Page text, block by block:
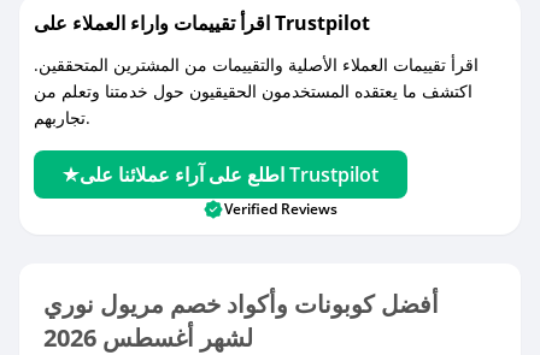
اقرأ تقييمات واراء العملاء على Trustpilot
اقرأ تقييمات العملاء الأصلية والتقييمات من المشترين المتحققين.
اكتشف ما يعتقده المستخدمون الحقيقيون حول خدمتنا وتعلم من
تجاربهم.
اطلع على آراء عملائنا على Trustpilot
Verified Reviews
أفضل كوبونات وأكواد خصم مريول نوري
لشهر أغسطس 2026